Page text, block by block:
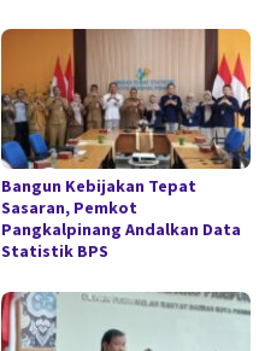
Bangun Kebijakan Tepat
Sasaran, Pemkot
Pangkalpinang Andalkan Data
Statistik BPS